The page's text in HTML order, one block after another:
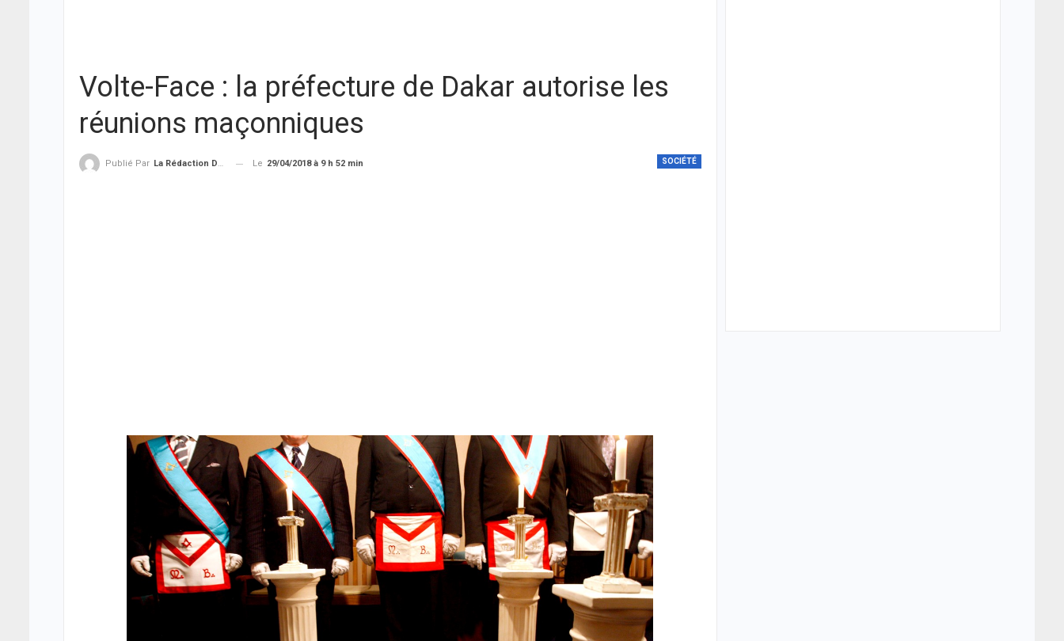
Volte-Face : la préfecture de Dakar autorise les
réunions maçonniques
SOCIÉTÉ
Publié Par La Rédaction De THIEYSENEGAL.com Le 29/04/2018 à 9 h 52 min